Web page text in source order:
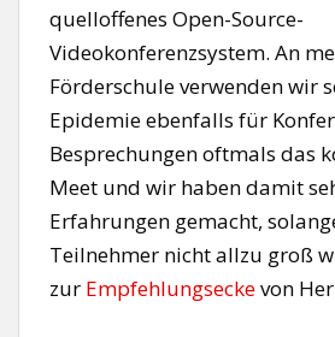
quelloffenes Open-Source-
Videokonferenzsystem. An
Förderschule verwenden wir
Epidemie ebenfalls für
Besprechungen oftmals das
Meet und wir haben damit
Erfahrungen gemacht,
Teilnehmer nicht allzu groß
zur Empfehlungseckevon